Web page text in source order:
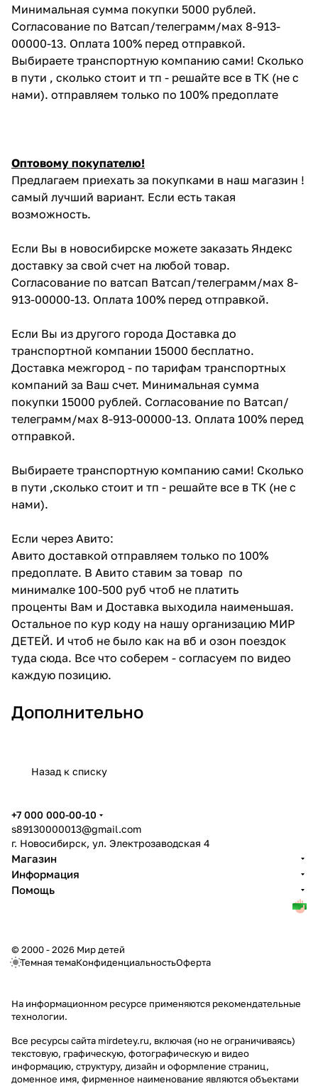
Минимальная сумма покупки 5000 рублей.
Согласование по Ватсап/телеграмм/мах 8-913-
00000-13. Оплата 100% перед отправкой.
Выбираете транспортную компанию сами! Сколько
в пути , сколько стоит и тп - решайте все в ТК (не с
нами). отправляем только по 100% предоплате
Оптовому покупателю!
Предлагаем приехать за покупками в наш магазин !
самый лучший вариант. Если есть такая
возможность.
Если Вы в новосибирске можете заказать Яндекс
доставку за свой счет на любой товар.
Согласование по ватсап Ватсап/телеграмм/мах 8-
913-00000-13. Оплата 100% перед отправкой.
Если Вы из другого города Доставка до
транспортной компании 15000 бесплатно.
Доставка межгород - по тарифам транспортных
компаний за Ваш счет. Минимальная сумма
покупки 15000 рублей. Согласование по Ватсап/
телеграмм/мах 8-913-00000-13. Оплата 100% перед
отправкой.
Выбираете транспортную компанию сами! Сколько
в пути ,сколько стоит и тп - решайте все в ТК (не с
нами).
Если через Авито:
Авито доставкой отправляем только по 100%
предоплате. В Авито ставим за товар по
минималке 100-500 руб чтоб не платить
проценты Вам и Доставка выходила наименьшая.
Остальное по кур коду на нашу организацию МИР
ДЕТЕЙ. И чтоб не было как на вб и озон поездок
туда сюда. Все что соберем - согласуем по видео
каждую позицию.
Дополнительно
Назад к списку
+7 000 000-00-10
s89130000013@gmail.com
г. Новосибирск, ул. Электрозаводская 4
Магазин
Информация
Помощь
© 2000 - 2026 Мир детей
Темная темаКонфиденциальностьОферта
На информационном ресурсе применяются рекомендательные
технологии.
Все ресурсы сайта mirdetey.ru, включая (но не ограничиваясь)
текстовую, графическую, фотографическую и видео
информацию, структуру, дизайн и оформление страниц,
доменное имя, фирменное наименование являются объектами